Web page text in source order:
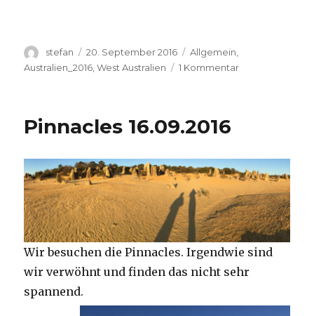
Autor
stefan
Veröffentlicht
am
20. September 2016 Kategorien
Allgemein,
Australien_2016 ,West Australien 1 Kommentarzu
Pinnacles 16.09.2016
Wir besuchen die Pinnacles. Irgendwie sind
wir verwöhnt und finden das nicht sehr
spannend.